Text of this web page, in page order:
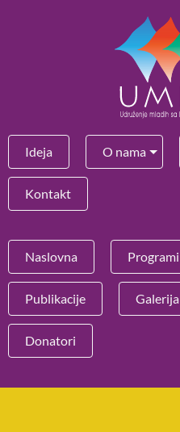
Ideja O nama
Kontakt
Naslovna Programi
Publikacije Galerija
Donatori